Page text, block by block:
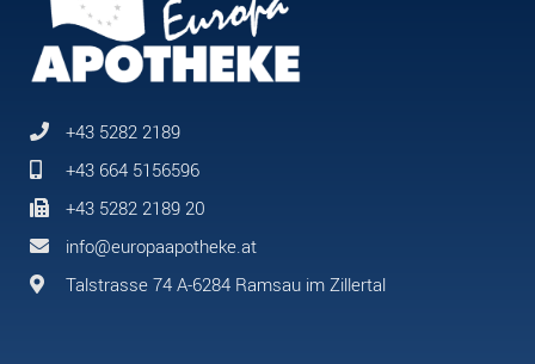
+43 5282 2189
+43 664 5156596
+43 5282 2189 20
info@europaapotheke.at
Talstrasse 74 A-6284 Ramsau im Zillertal